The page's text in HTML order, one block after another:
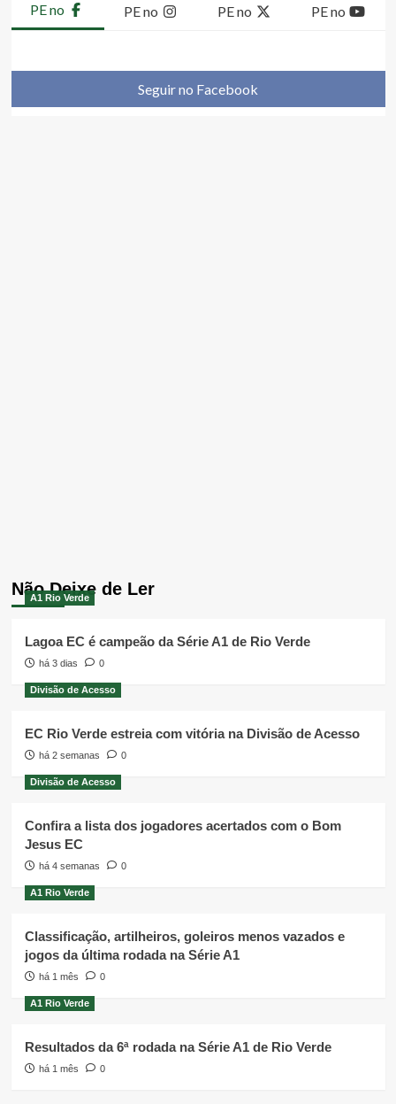
PE no PE no PE no PE no
Seguir no Facebook
Não Deixe de Ler
A1 Rio Verde
Lagoa EC é campeão da Série A1 de Rio Verde
há 3 dias 0
Divisão de Acesso
EC Rio Verde estreia com vitória na Divisão de Acesso
há 2 semanas 0
Divisão de Acesso
Confira a lista dos jogadores acertados com o Bom
Jesus EC
há 4 semanas 0
A1 Rio Verde
Classificação, artilheiros, goleiros menos vazados e
jogos da última rodada na Série A1
há 1 mês 0
A1 Rio Verde
Resultados da 6ª rodada na Série A1 de Rio Verde
há 1 mês 0